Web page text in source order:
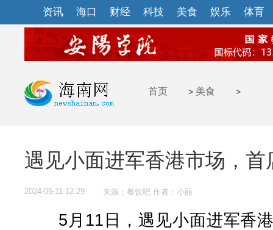
资讯 海口 财经 科技 美食 娱乐 体育
首页 > 美食 >
遇见小面进军香港市场，
2024-05-11 12:29 来源：餐饮吧 作者：小丽
5月11日，遇见小面进军香港